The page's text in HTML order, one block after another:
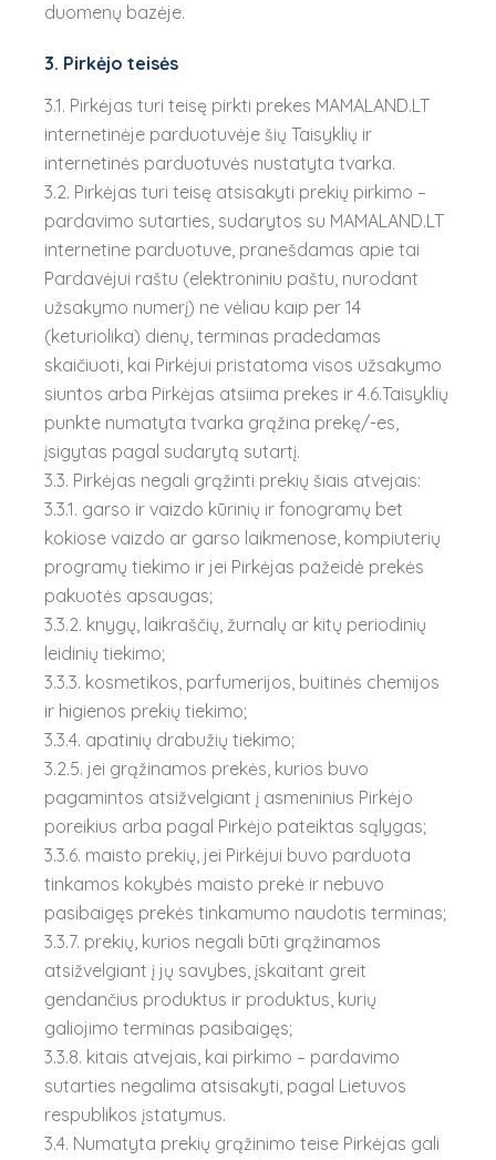
duomenų bazėje.
3. Pirkėjo teisės
3.1. Pirkėjas turi teisę pirkti prekes MAMALAND.LT
internetinėje parduotuvėje šių Taisyklių ir
internetinės parduotuvės nustatyta tvarka.
3.2. Pirkėjas turi teisę atsisakyti prekių pirkimo –
pardavimo sutarties, sudarytos su MAMALAND.LT
internetine parduotuve, pranešdamas apie tai
Pardavėjui raštu (elektroniniu paštu, nurodant
užsakymo numerį) ne vėliau kaip per 14
(keturiolika) dienų, terminas pradedamas
skaičiuoti, kai Pirkėjui pristatoma visos užsakymo
siuntos arba Pirkėjas atsiima prekes ir 4.6.Taisyklių
punkte numatyta tvarka grąžina prekę/-es,
įsigytas pagal sudarytą sutartį.
3.3. Pirkėjas negali grąžinti prekių šiais atvejais:
3.3.1. garso ir vaizdo kūrinių ir fonogramų bet
kokiose vaizdo ar garso laikmenose, kompiuterių
programų tiekimo ir jei Pirkėjas pažeidė prekės
pakuotės apsaugas;
3.3.2. knygų, laikraščių, žurnalų ar kitų periodinių
leidinių tiekimo;
3.3.3. kosmetikos, parfumerijos, buitinės chemijos
ir higienos prekių tiekimo;
3.3.4. apatinių drabužių tiekimo;
3.2.5. jei grąžinamos prekės, kurios buvo
pagamintos atsižvelgiant į asmeninius Pirkėjo
poreikius arba pagal Pirkėjo pateiktas sąlygas;
3.3.6. maisto prekių, jei Pirkėjui buvo parduota
tinkamos kokybės maisto prekė ir nebuvo
pasibaigęs prekės tinkamumo naudotis terminas;
3.3.7. prekių, kurios negali būti grąžinamos
atsižvelgiant į jų savybes, įskaitant greit
gendančius produktus ir produktus, kurių
galiojimo terminas pasibaigęs;
3.3.8. kitais atvejais, kai pirkimo – pardavimo
sutarties negalima atsisakyti, pagal Lietuvos
respublikos įstatymus.
3.4. Numatyta prekių grąžinimo teise Pirkėjas gali